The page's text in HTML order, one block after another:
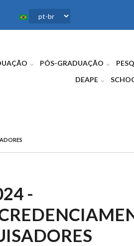
PÓS-GRADUAÇÃO
DEAPE
-